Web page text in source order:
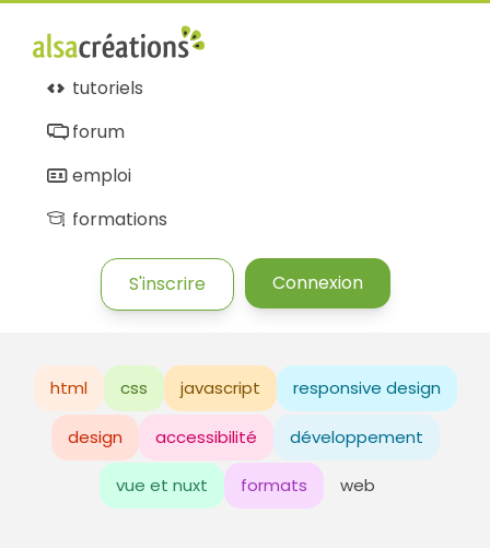
tutoriels
forum
emploi
formations
S'inscrire Connexion
html css javascript responsive design
design accessibilité développement
vue et nuxt formats web